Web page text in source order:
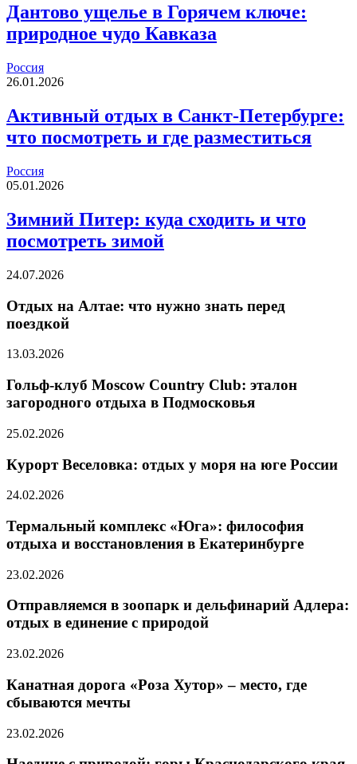
Дантово ущелье в Горячем ключе:
природное чудо Кавказа
Россия
26.01.2026
Активный отдых в Санкт-Петербурге:
что посмотреть и где разместиться
Россия
05.01.2026
Зимний Питер: куда сходить и что
посмотреть зимой
24.07.2026
Отдых на Алтае: что нужно знать перед
поездкой
13.03.2026
Гольф-клуб Moscow Country Club: эталон
загородного отдыха в Подмосковья
25.02.2026
Курорт Веселовка: отдых у моря на юге России
24.02.2026
Термальный комплекс «Юга»: философия
отдыха и восстановления в Екатеринбурге
23.02.2026
Отправляемся в зоопарк и дельфинарий Адлера:
отдых в единение с природой
23.02.2026
Канатная дорога «Роза Хутор» – место, где
сбываются мечты
23.02.2026